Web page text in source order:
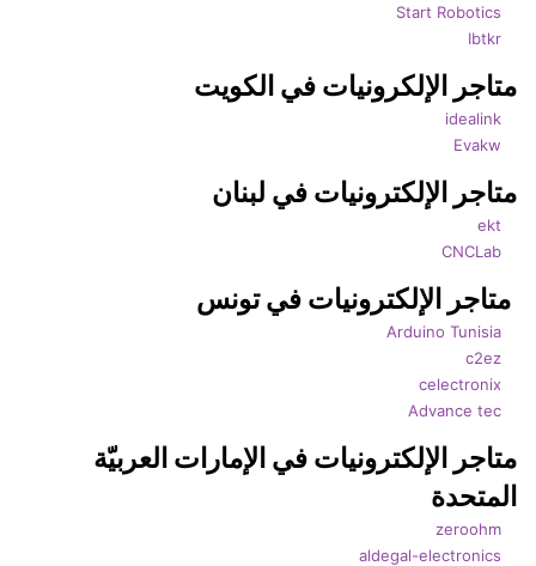
Start Robotics
Ibtkr
متاجر الإلكرونيات في الكويت
idealink
Evakw
متاجر الإلكترونيات في لبنان
ekt
CNCLab
متاجر الإلكترونيات في تونس
Arduino Tunisia
c2ez
celectronix
Advance tec
متاجر الإلكترونيات في الإمارات العربيّة
المتحدة
zeroohm
aldegal-electronics